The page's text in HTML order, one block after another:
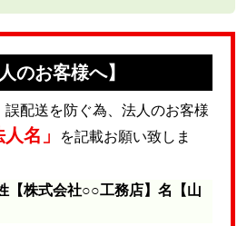
のお客様へ】
配送を防ぐ為、法人のお客様
名」
を記載お願い致しま
【株式会社○○工務店】名【山